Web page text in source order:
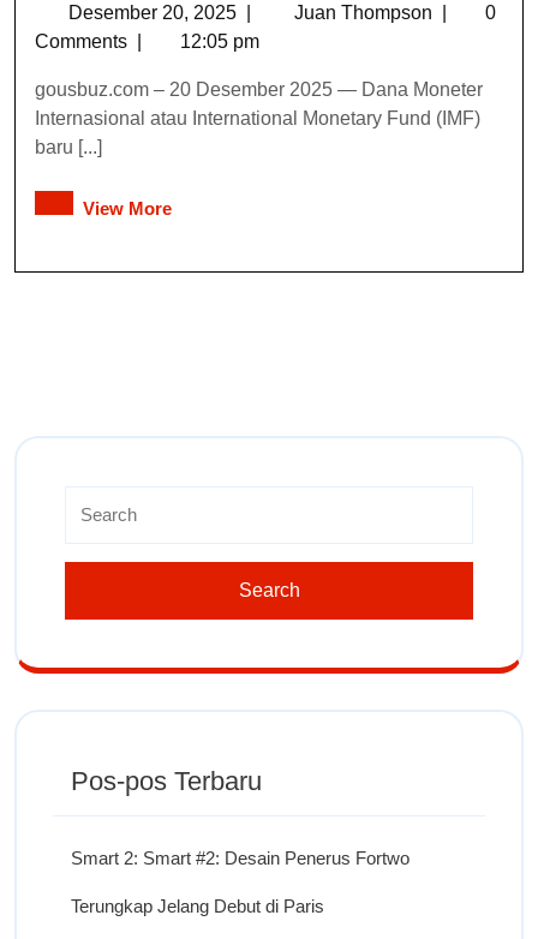
Desember 20, 2025 Juan Thompson
0
Comments
12:05 pm
gousbuz.com – 20 Desember 2025 — Dana Moneter
Internasional atau International Monetary Fund (IMF)
baru [...]
View More
Pos-pos Terbaru
Smart 2: Smart #2: Desain Penerus Fortwo
Terungkap Jelang Debut di Paris